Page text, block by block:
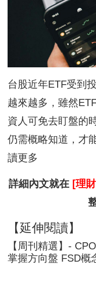
台股近年ETF受到
越來越多，雖然
資人可免去盯盤的
仍需概略知道，才
讀更多
詳細內文就在 [理
【延伸閱讀】
【周刊精選】-
掌握方向盤 FSD概